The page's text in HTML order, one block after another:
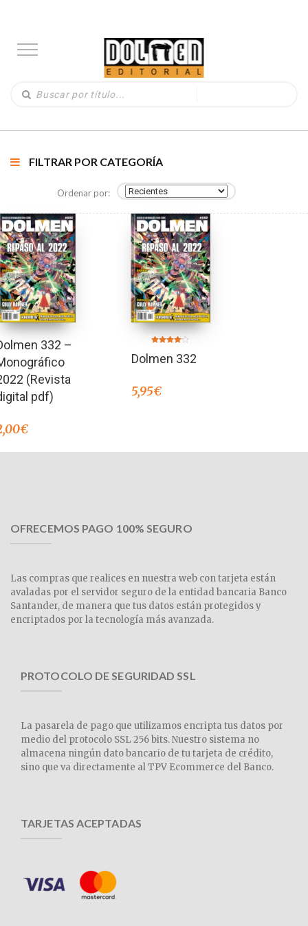
FILTRAR POR CATEGORÍA
Ordenar por:
332 –
(Revista
pdf)
€
en
4.00
Dolmen 332
5,95€
OFRECEMOS PAGO 100% SEGURO
Las compras que realices en nuestra web con tarjeta están
avaladas por el servidor seguro de la entidad bancaria Banco
Santander, de manera que tus datos están protegidos y
encriptados por la tecnología más avanzada.
PROTOCOLO DE SEGURIDAD SSL
La pasarela de pago que utilizamos encripta tus datos por
medio del protocolo SSL 256 bits. Nuestro sistema no
almacena ningún dato bancario de tu tarjeta de crédito,
sino que va directamente al TPV Ecommerce del Banco.
TARJETAS ACEPTADAS